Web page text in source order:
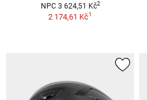
NPC 3 624,51 Kč2
2 174,61 Kč1